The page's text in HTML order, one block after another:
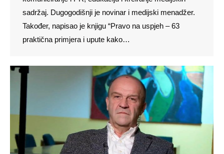
sadržaj. Dugogodišnji je novinar i medijski menadžer.
Također, napisao je knjigu “Pravo na uspjeh – 63
praktična primjera i upute kako…